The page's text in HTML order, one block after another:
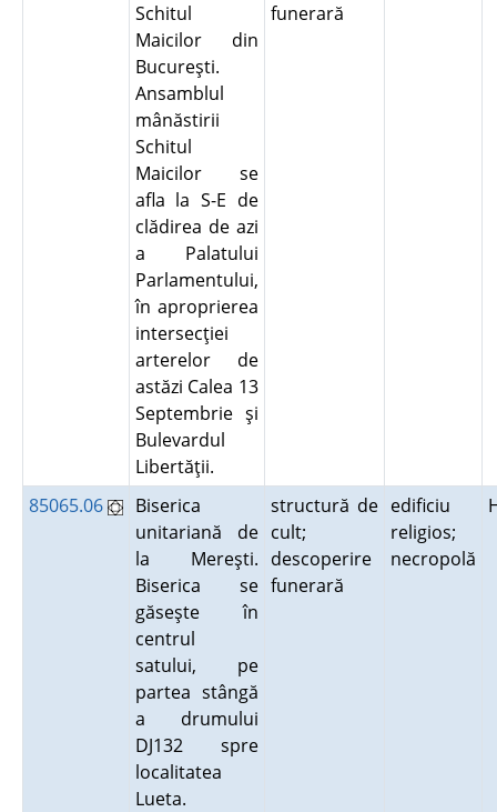
Schitul
Maicilor din
Bucureşti.
Ansamblul
mânăstirii
Schitul
Maicilor se
afla la S-E de
clădirea de azi
a Palatului
Parlamentului,
în aproprierea
intersecţiei
arterelor de
astăzi Calea 13
Septembrie şi
Bulevardul
Libertăţii.
funerară
85065.06
Biserica
unitariană de
la Mereşti.
Biserica se
găseşte în
centrul
satului, pe
partea stângă
a drumului
DJ132 spre
localitatea
Lueta.
structură de
cult;
descoperire
funerară
edificiu
religios;
necropolă